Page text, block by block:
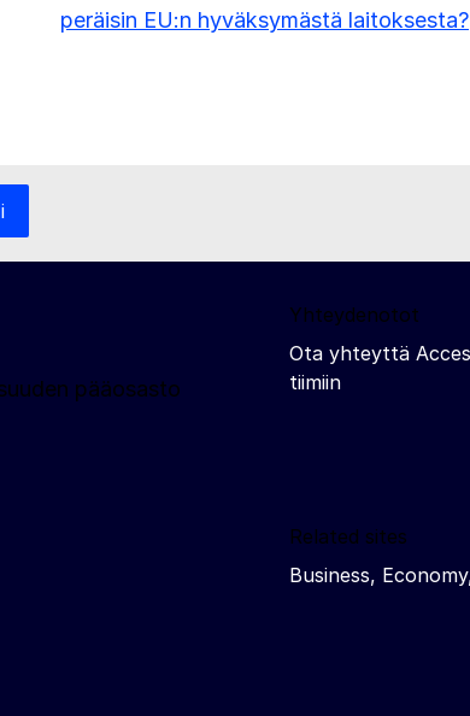
peräisin EU:n hyväksymästä laitoksesta?
pääosasto
Yhteydenotot
Ota yhteyttä
tiimiin
Related sites
Business,